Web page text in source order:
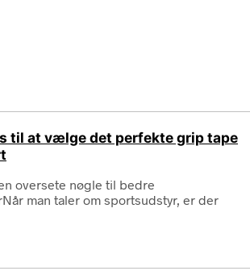
til at vælge det perfekte grip tape
oversete nøgle til bedre
man taler om sportsudstyr, er der